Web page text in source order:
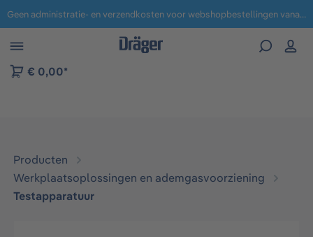
naar navigatie B2B-platform Geen administratie- en verzendkosten voor webshopbestellingen vanaf € 100,-.
€ 0,00*
Producten
Werkplaatsoplossingen en ademgasvoorziening
Testapparatuur